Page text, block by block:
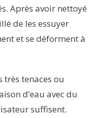
Après avoir nettoyé
de les essuyer
et se déforment à
très tenaces ou
d’eau avec du
suffisent.